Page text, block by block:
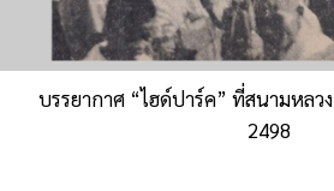
บรรยากาศ “ไฮด์ปาร์ค” ที่สนามหลว
2498